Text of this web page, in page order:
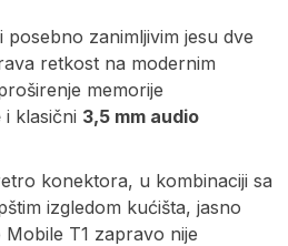
zanimljivim jesu dve
retkost na modernim
memorije
i klasični 3,5 mm audio
konektora, u kombinaciji sa
izgledom kućišta, jasno
T1 zapravo nije